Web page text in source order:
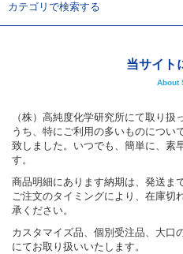
カテゴリで検索する
当サイト
About
（株）高純度化学研究所にて取り
うち、特にご利用の多いものについ
致しました。いつでも、簡単に、素
す。
商品明細にあります納期は、発送ま
ご注文のタイミングにより、在庫切
承ください。
カスタマイズ品、個別受注品、大口
にてお取り扱いいたします。